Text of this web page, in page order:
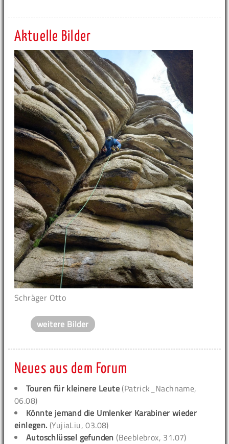
Aktuelle Bilder
Schräger Otto
weitere Bilder
Neues aus dem Forum
Touren für kleinere Leute (Patrick_Nachname,
06.08)
Könnte jemand die Umlenker Karabiner wieder
einlegen. (YujiaLiu, 03.08)
Autoschlüssel gefunden (Beeblebrox, 31.07)